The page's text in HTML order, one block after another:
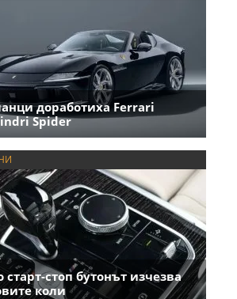
доработиха Ferrari
Spider
стоп бутонът изчезва
коли